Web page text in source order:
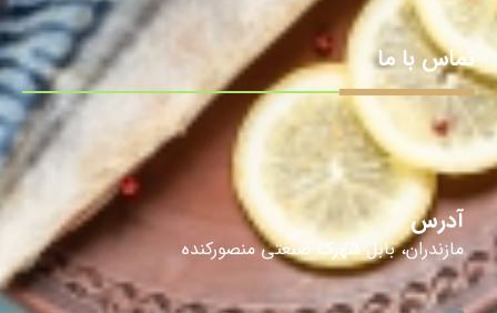
تماس با ما
آدرس
مازندران، بابل شهرک صنعتی منصورکنده